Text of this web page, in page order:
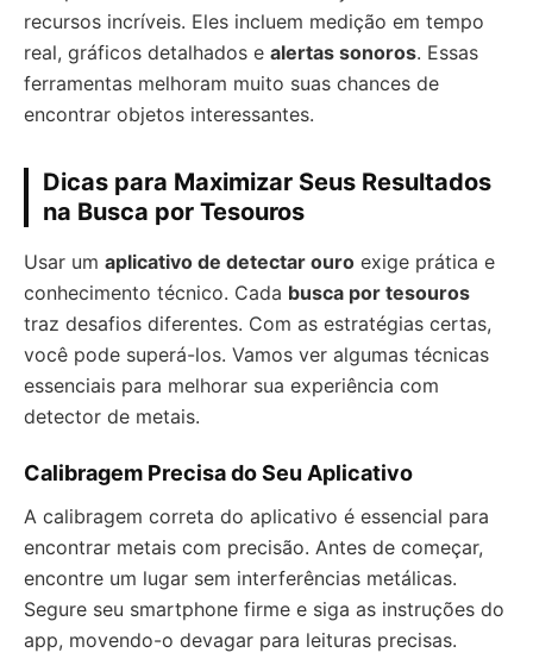
recursos incríveis. Eles incluem medição em tempo
real, gráficos detalhados e alertas sonoros. Essas
ferramentas melhoram muito suas chances de
encontrar objetos interessantes.
Dicas para Maximizar Seus Resultados
na Busca por Tesouros
Usar um aplicativo de detectar ouro exige prática e
conhecimento técnico. Cada busca por tesouros
traz desafios diferentes. Com as estratégias certas,
você pode superá-los. Vamos ver algumas técnicas
essenciais para melhorar sua experiência com
detector de metais.
Calibragem Precisa do Seu Aplicativo
A calibragem correta do aplicativo é essencial para
encontrar metais com precisão. Antes de começar,
encontre um lugar sem interferências metálicas.
Segure seu smartphone firme e siga as instruções do
app, movendo-o devagar para leituras precisas.